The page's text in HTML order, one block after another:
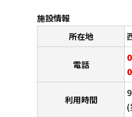
施設情報
所在地
電話
利用時間